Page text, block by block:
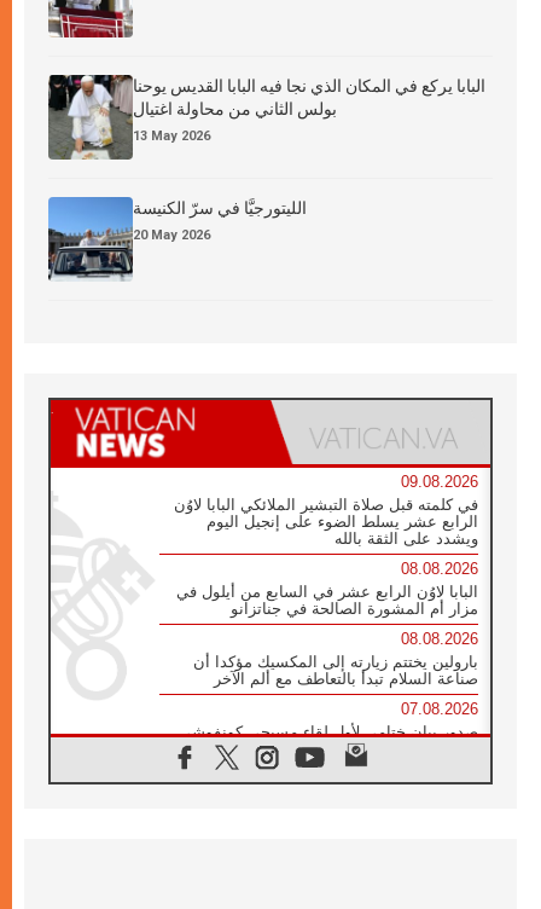
البابا يركع في المكان الذي نجا فيه البابا القديس يوحنا
بولس الثاني من محاولة اغتيال
13 May 2026
الليتورجيَّا في سرّ الكنيسة
20 May 2026
09.08.2026
في كلمته قبل صلاة التبشير الملائكي البابا لاوُن
الرابع عشر يسلط الضوء على إنجيل اليوم
ويشدد على الثقة بالله
08.08.2026
البابا لاوُن الرابع عشر في السابع من أيلول في
مزار أم المشورة الصالحة في جناتزانو
08.08.2026
بارولين يختتم زيارته إلى المكسيك مؤكدا أن
صناعة السلام تبدأ بالتعاطف مع ألم الآخر
07.08.2026
صدور بيان ختامي لأول لقاء مسيحي كونفوشي
بمشاركة الدائرة الفاتيكانية للحوار بين الأديان
07.08.2026